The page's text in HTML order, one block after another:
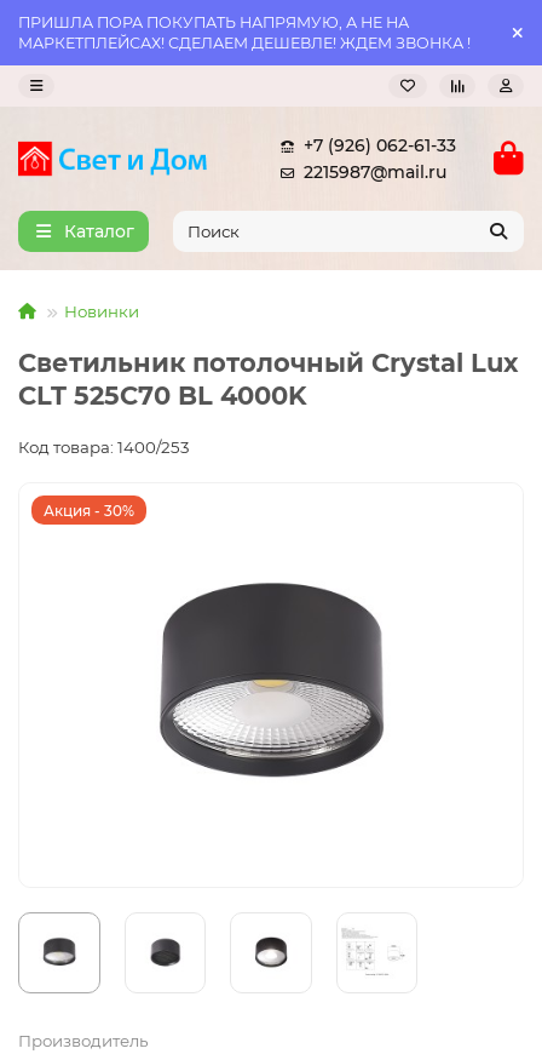
ПРИШЛА ПОРА ПОКУПАТЬ НАПРЯМУЮ, А НЕ НА
МАРКЕТПЛЕЙСАХ! СДЕЛАЕМ ДЕШЕВЛЕ! ЖДЕМ ЗВОНКА !
+7 (926) 062-61-33
2215987@mail.ru
Каталог
Новинки
Светильник потолочный Crystal Lux
CLT 525C70 BL 4000K
Код товара: 1400/253
Акция - 30%
Производитель